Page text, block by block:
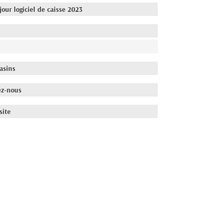
logiciel de caisse 2023
nous